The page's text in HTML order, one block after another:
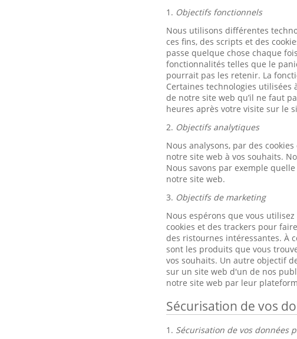
1. Objectifs fonctionnels
Nous utilisons différentes
ces fins, des scripts et des
passe quelque chose chaque
fonctionnalités telles que le
pourrait pas les retenir. La
Certaines technologies
de notre site web qu’il ne faut
heures après votre visite sur le
2. Objectifs analytiques
Nous analysons, par des
notre site web à vos souhaits.
Nous savons par exemple
notre site web.
3. Objectifs de marketing
Nous espérons que vous
cookies et des trackers pour
des ristournes intéressantes. À
sont les produits que vous
vos souhaits. Un autre objectif
sur un site web d'un de nos
notre site web par leur
Sécurisation de vos
1. Sécurisation de vos données